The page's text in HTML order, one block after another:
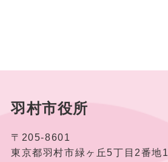
羽村市役所
〒205-8601
東京都羽村市緑ヶ丘5丁目2番地1